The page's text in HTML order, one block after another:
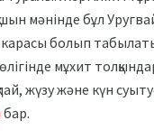
мәнінде бұл
болып
мұхит
жүзу және күн
бар.